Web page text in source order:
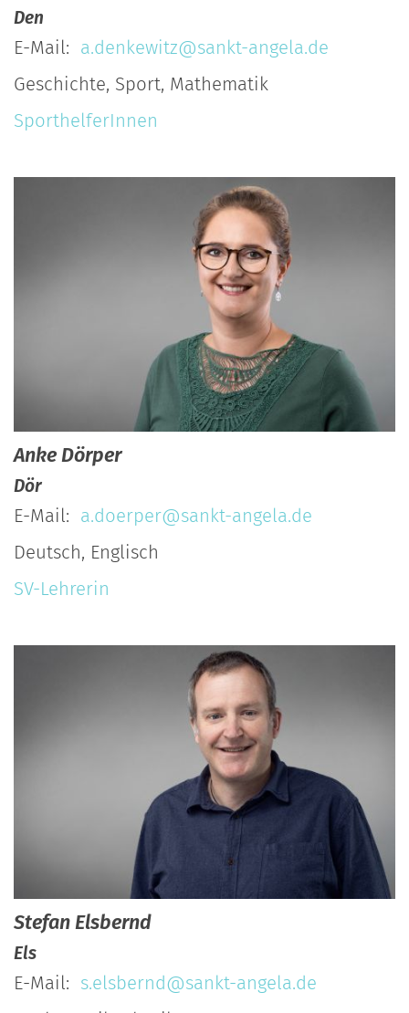
Den
E-Mail: a.denkewitz@sankt-angela.de
Geschichte, Sport, Mathematik
SporthelferInnen
AnkeDörper
Dör
E-Mail: a.doerper@sankt-angela.de
Deutsch, Englisch
SV-Lehrerin
StefanElsbernd
Els
E-Mail: s.elsbernd@sankt-angela.de